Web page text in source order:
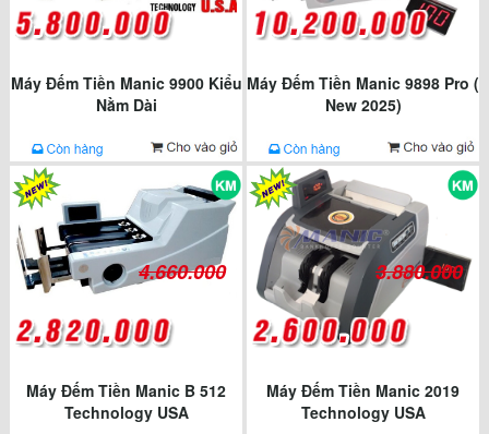
Máy Đếm Tiền Manic 9900 Kiểu
Nằm Dài
Máy Đếm Tiền Manic 9898 Pro (
New 2025)
4.660.000
Máy Đếm Tiền Manic B 512
Technology USA
3.880.000
Máy Đếm Tiền Manic 2019
Technology USA